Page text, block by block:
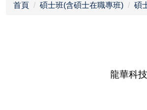
首頁 碩士班(含碩士在職專班) 碩
龍華科